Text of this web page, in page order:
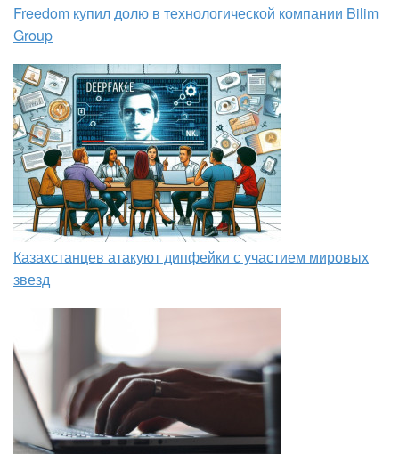
Freedom купил долю в технологической компании Bilim
Group
Казахстанцев атакуют дипфейки с участием мировых
звезд